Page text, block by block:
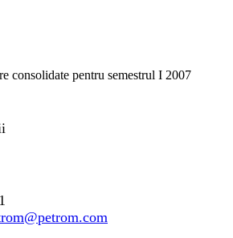
consolidate pentru semestrul I 2007